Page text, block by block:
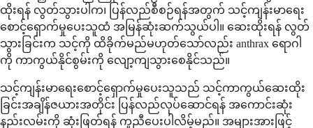
ထိုးရန် လွတ်သွားပါက၊ ပြန်လည်စီစဉ်ရန်အတွက် သင့်ကျန်းမာရေး
စောင့်ရှောက်မှုပေးသူထံ အမြန်ဆုံးဆက်သွယ်ပါ။ ဆေးထိုးရန် လွတ်
သွားခြင်းက သင့်ကို ထိခိုက်မည်မဟုတ်သော်လည်း anthrax ရောဂါ
ကို ကာကွယ်နိုင်စွမ်းကို လျော့ကျသွားစေနိုင်သည်။
သင့်ကျန်းမာရေးစောင့်ရှောက်မှုပေးသူသည် သင့်ကာကွယ်ဆေးထိုး
ခြင်းအချိန်ဇယားအတိုင်း ပြန်လည်လုပ်ဆောင်ရန် အကောင်းဆုံး
နည်းလမ်းကို ဆုံးဖြတ်ရန် ကူညီပေးပါလိမ့်မည်။ အများအားဖြင့်